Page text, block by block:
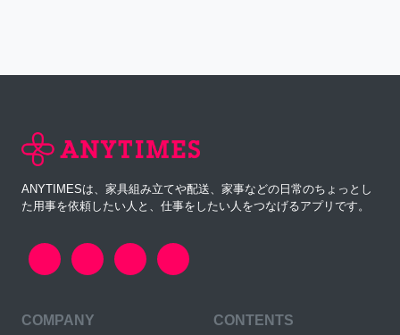
ANYTIMESは、家具組み立てや配送、家事などの日常のちょっとし
た用事を依頼したい人と、仕事をしたい人をつなげるアプリです。
COMPANY CONTENTS